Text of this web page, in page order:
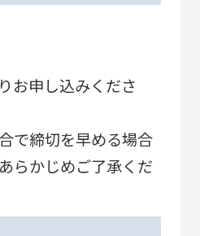
お申し込みくださ
で締切を早める場合
らかじめご了承くだ